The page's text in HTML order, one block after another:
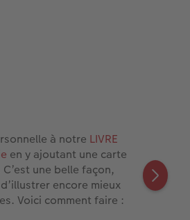
à notre LIVRE
en y ajoutant une carte
une belle façon,
encore mieux
Voici comment faire :